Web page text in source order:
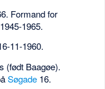
Formand for
1945-1965.
11-1960.
(født Baagøe).
Søgade 16.